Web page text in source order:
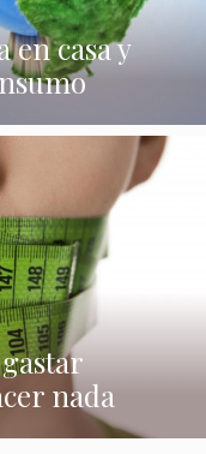
en casa y
nada